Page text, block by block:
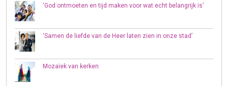
‘God ontmoeten en tijd maken voor wat echt belangrijk is’
‘Samen de liefde van de Heer laten zien in onze stad’
Mozaïek van kerken